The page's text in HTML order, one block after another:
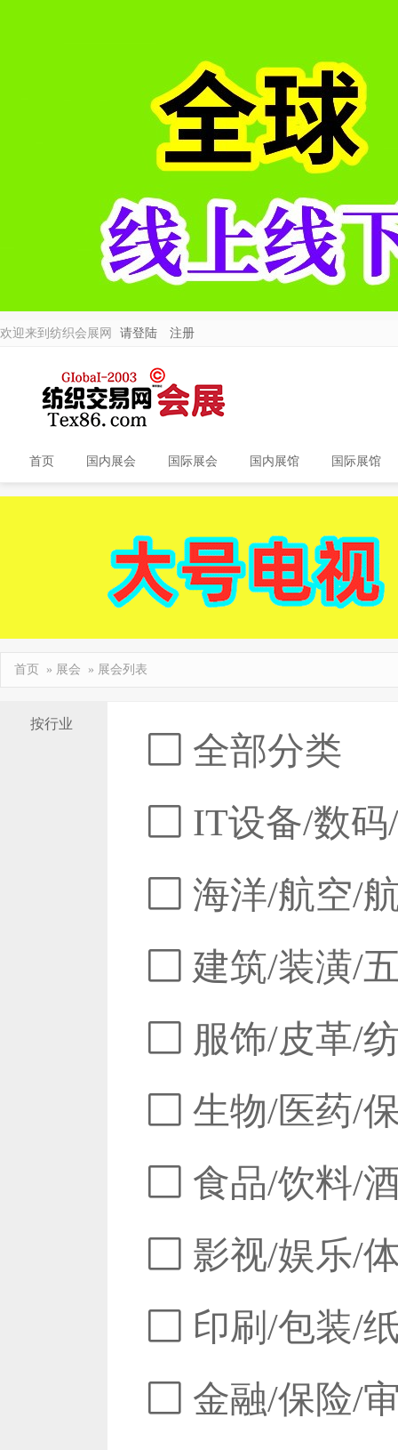
欢迎来到纺织会展网 请登陆 注册
首页 国内展会 国际展会 国内展馆 国际展馆
首页 » 展会 » 展会列表
按行业
全部分类
IT设备/数码
海洋/航空/
建筑/装潢/
服饰/皮革/
生物/医药/
食品/饮料/
影视/娱乐/
印刷/包装/
金融/保险/